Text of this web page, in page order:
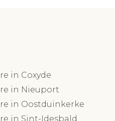
in Coxyde
in Nieuport
in Oostduinkerke
in Sint-Idesbald